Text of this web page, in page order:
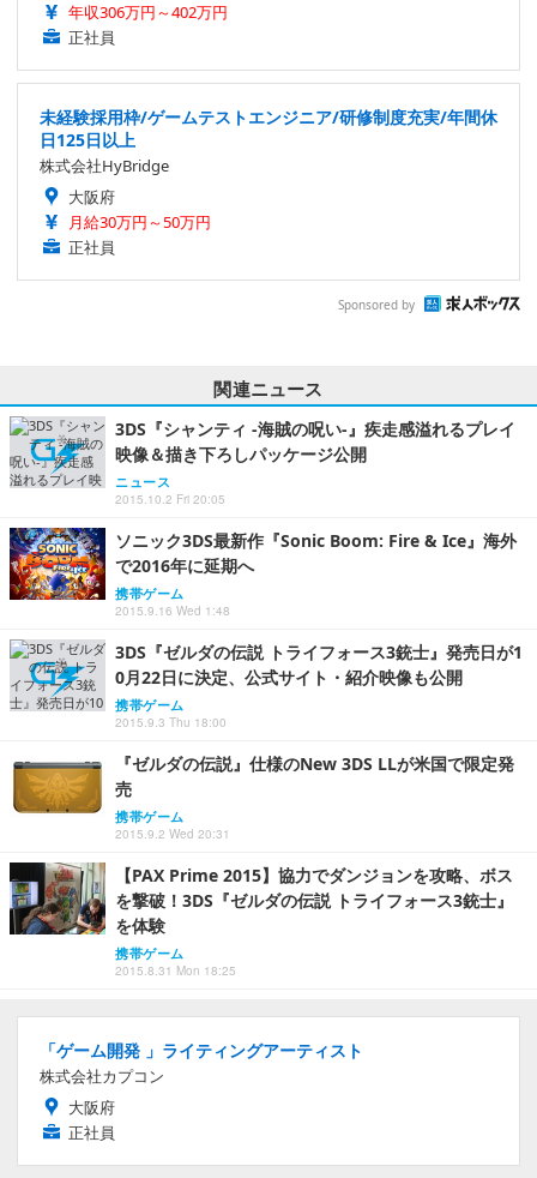
年収306万円～402万円
正社員
未経験採用枠/ゲームテストエンジニア/研修制度充実/年間休
日125日以上
株式会社HyBridge
大阪府
月給30万円～50万円
正社員
Sponsored by
関連ニュース
3DS『シャンティ -海賊の呪い-』疾走感溢れるプレイ
映像＆描き下ろしパッケージ公開
ニュース
2015.10.2 Fri 20:05
ソニック3DS最新作『Sonic Boom: Fire & Ice』海外
で2016年に延期へ
携帯ゲーム
2015.9.16 Wed 1:48
3DS『ゼルダの伝説 トライフォース3銃士』発売日が1
0月22日に決定、公式サイト・紹介映像も公開
携帯ゲーム
2015.9.3 Thu 18:00
『ゼルダの伝説』仕様のNew 3DS LLが米国で限定発
売
携帯ゲーム
2015.9.2 Wed 20:31
【PAX Prime 2015】協力でダンジョンを攻略、ボス
を撃破！3DS『ゼルダの伝説 トライフォース3銃士』
を体験
携帯ゲーム
2015.8.31 Mon 18:25
「ゲーム開発 」ライティングアーティスト
株式会社カプコン
大阪府
正社員